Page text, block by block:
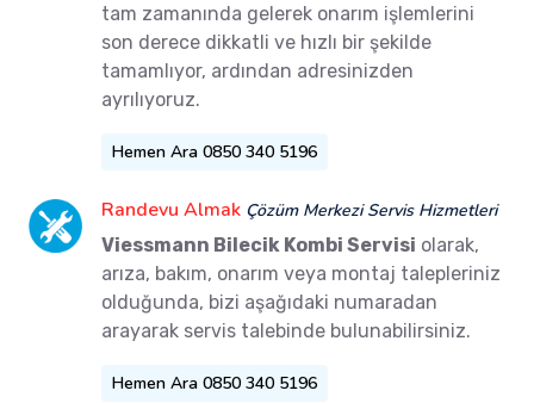
tam zamanında gelerek onarım işlemlerini
son derece dikkatli ve hızlı bir şekilde
tamamlıyor, ardından adresinizden
ayrılıyoruz.
Hemen Ara 0850 340 5196
Randevu Almak Çözüm Merkezi Servis Hizmetleri
Viessmann Bilecik Kombi Servisi olarak,
arıza, bakım, onarım veya montaj talepleriniz
olduğunda, bizi aşağıdaki numaradan
arayarak servis talebinde bulunabilirsiniz.
Hemen Ara 0850 340 5196